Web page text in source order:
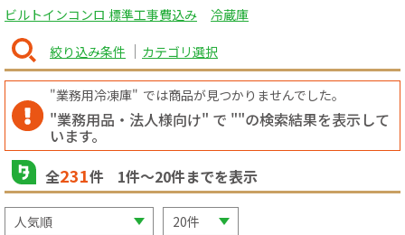
ビルトインコンロ 標準工事費込み
冷蔵庫
絞り込み条件 カテゴリ選択
"業務用冷凍庫" では商品が見つかりませんでした。
"業務用品・法人様向け" で ""の検索結果を表示して
います。
全231件 1件〜20件までを表示